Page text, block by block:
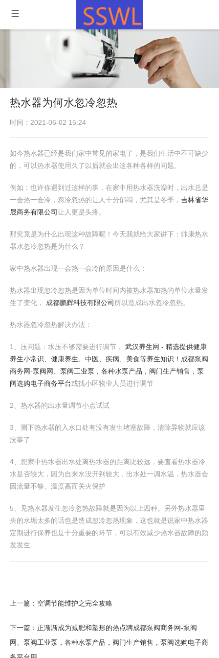
热水器为何水忽冷忽热
时间：2021-06-02 15:24
如今热水器已经是我们家中常见的家电了，是我们生活中不可缺少
的，可以热水器使用久了以后就会出这各种各样的问题。
例如：也许你遇到过这样的事，在家中用热水器洗澡时，出水总是
一会热一会冷，忽冷忽热的让人十分郁闷，尤其是冬季， 吉林省华
晟商务有限公司让人更是头疼。
那究竟是为什么出现这种故障呢！今天我就给大家讲下：帅康热水
器水忽冷忽热是为什么？
家中热水器出现一会热一会冷的原因是什么：
热水器出现忽冷忽热是因为单位时间内被热水器加热的单位水量发
生了变化， 成都鹏辉科技有限公司 所以造成出水忽冷忽热。
热水器忽冷忽热解决办法：
1、压问题：水压不够需要进行调节， 武汉养生网 - 精选提供健康
养生小常识、健康养生、中医、疾病、美食等养生知识！ 成都泵阀
商务网-泵阀网、泵阀工业泵，各种水泵产品，阀门生产销售，泵
阀选购电子商务平台或找小区物业人员进行调节
2、热水器的出水量调节小点试试
3、测下热水器的入水口处有没有发生堵塞故障，清除异物就应该
没事了
4、您家中热水器出水处离热水器的距离比较远，要查看热水器冷
水是否较大，因为自来水没开到较大，出水处一调水温，热水器会
因流量不够、温度高而关火保护
5、见热水器发生忽冷忽热故障就是因为以上四种。另外热水器里
央的水垢太多的话也是造成忽冷忽热现象，这也就是说家中热水器
定期进行保养也是十分重要的环节，可以有效减少热水器故障的频
发发生
上一篇： 空调节能维护之完全攻略
下一篇： 正渐渐成为减肥和塑形的热点聘成都泵阀商务网-泵阀
网、泵阀工业泵，各种水泵产品，阀门生产销售，泵阀选购电子商